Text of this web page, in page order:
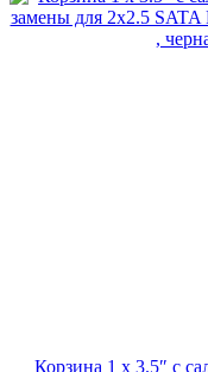
Корзина 1 x 3.5″ с